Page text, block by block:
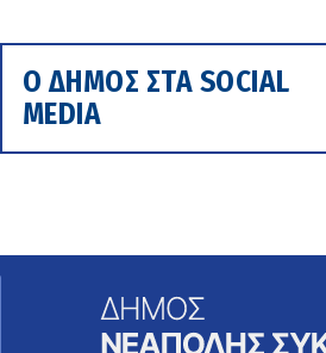
Ο ΔΗΜΟΣ ΣΤΑ SOCIAL
MEDIA